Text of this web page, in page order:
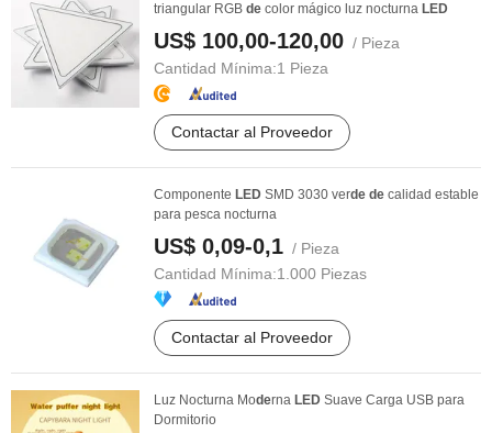
triangular RGB de color mágico luz nocturna LED
US$ 100,00-120,00 / Pieza
Cantidad Mínima:1 Pieza
Contactar al Proveedor
Componente LED SMD 3030 verde de calidad estable
para pesca nocturna
US$ 0,09-0,1 / Pieza
Cantidad Mínima:1.000 Piezas
Contactar al Proveedor
Luz Nocturna Moderna LED Suave Carga USB para
Dormitorio